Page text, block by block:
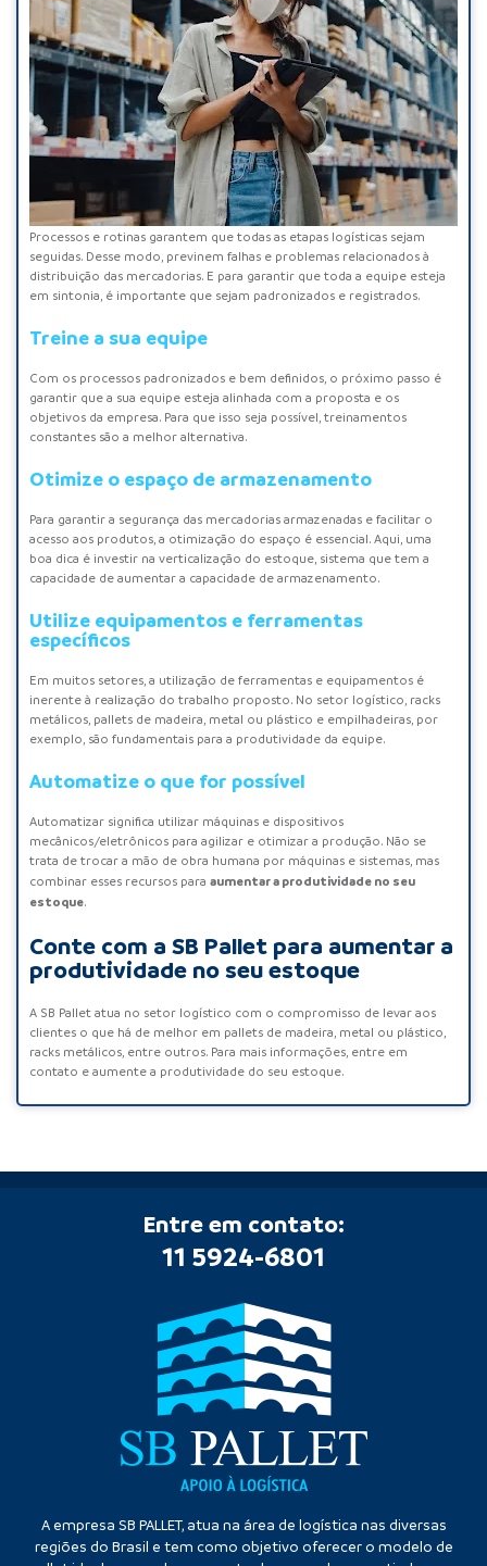
Processos e rotinas garantem que todas as etapas logísticas sejam
seguidas. Desse modo, previnem falhas e problemas relacionados à
distribuição das mercadorias. E para garantir que toda a equipe esteja
em sintonia, é importante que sejam padronizados e registrados.
Treine a sua equipe
Com os processos padronizados e bem definidos, o próximo passo é
garantir que a sua equipe esteja alinhada com a proposta e os
objetivos da empresa. Para que isso seja possível, treinamentos
constantes são a melhor alternativa.
Otimize o espaço de armazenamento
Para garantir a segurança das mercadorias armazenadas e facilitar o
acesso aos produtos, a otimização do espaço é essencial. Aqui, uma
boa dica é investir na verticalização do estoque, sistema que tem a
capacidade de aumentar a capacidade de armazenamento.
Utilize equipamentos e ferramentas
específicos
Em muitos setores, a utilização de ferramentas e equipamentos é
inerente à realização do trabalho proposto. No setor logístico, racks
metálicos, pallets de madeira, metal ou plástico e empilhadeiras, por
exemplo, são fundamentais para a produtividade da equipe.
Automatize o que for possível
Automatizar significa utilizar máquinas e dispositivos
mecânicos/eletrônicos para agilizar e otimizar a produção. Não se
trata de trocar a mão de obra humana por máquinas e sistemas, mas
combinar esses recursos paraaumentar a produtividade no seu
estoque.
Conte com a SB Pallet para aumentar a
produtividade no seu estoque
A SB Pallet atua no setor logístico com o compromisso de levar aos
clientes o que há de melhor em pallets de madeira, metal ou plástico,
racks metálicos, entre outros. Para mais informações, entre em
contato e aumente a produtividade do seu estoque.
Entre em contato:
11 5924-6801
A empresa SB PALLET, atua na área de logística nas diversas
regiões do Brasil e tem como objetivo oferecer o modelo de